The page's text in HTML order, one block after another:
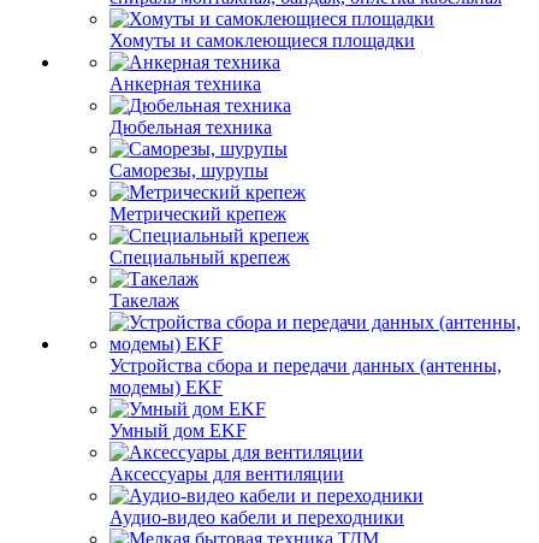
Хомуты и самоклеющиеся площадки
Анкерная техника
Дюбельная техника
Саморезы, шурупы
Метрический крепеж
Специальный крепеж
Такелаж
Устройства сбора и передачи данных (антенны,
модемы) EKF
Умный дом EKF
Аксессуары для вентиляции
Аудио-видео кабели и переходники